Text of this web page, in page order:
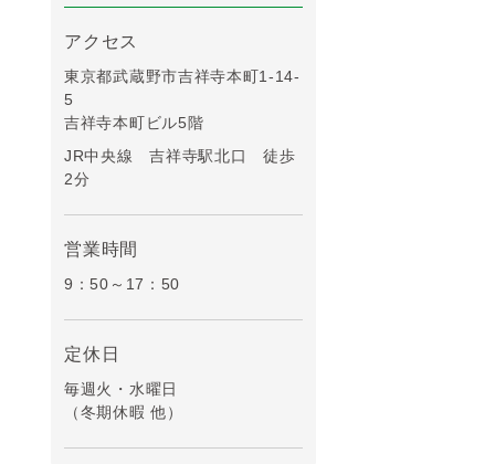
アクセス
東京都武蔵野市吉祥寺本町1-14-
5
吉祥寺本町ビル5階
JR中央線 吉祥寺駅北口 徒歩
2分
営業時間
9：50～17：50
定休日
毎週火・水曜日
（冬期休暇 他）